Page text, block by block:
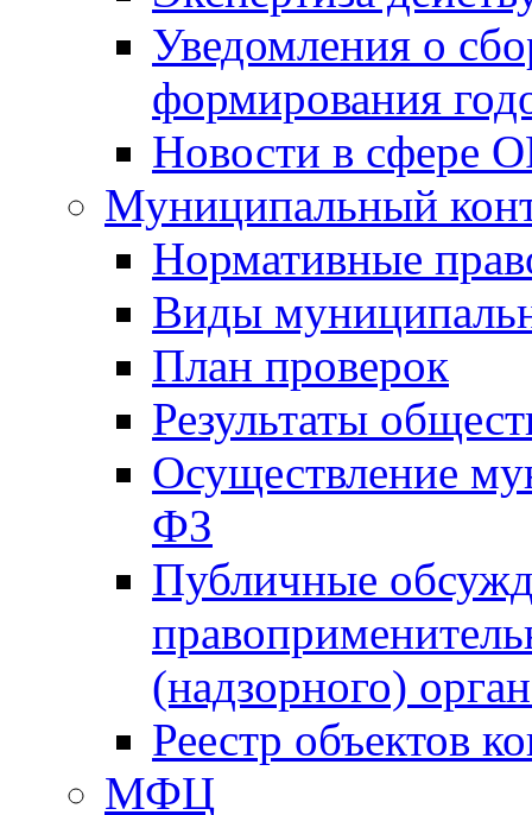
Уведомления о
формирования
Новости в сфере
Муниципальный
Нормативные
Виды
План проверок
Результаты
Осуществление
ФЗ
Публичные
(надзорного)
Реестр объектов
МФЦ